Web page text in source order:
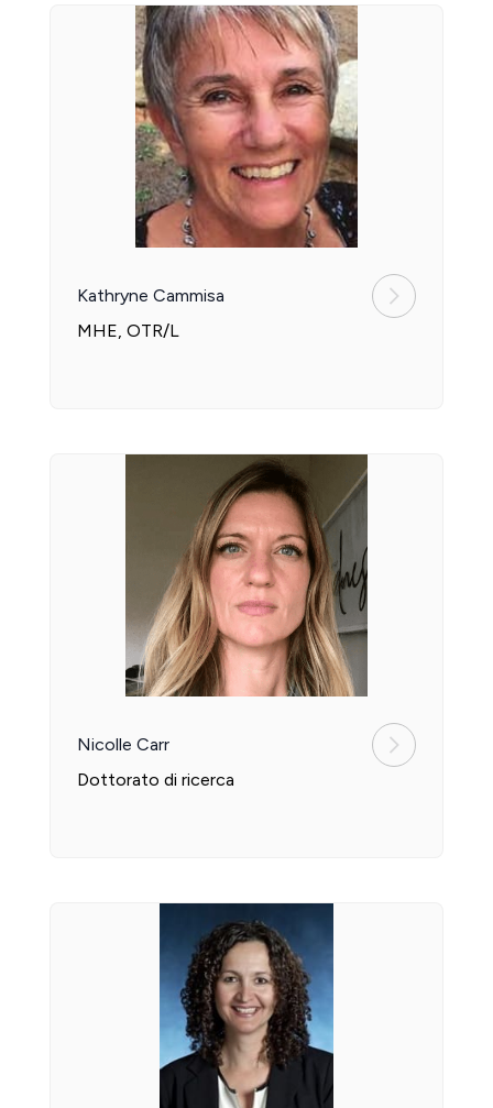
Kathryne Cammisa
MHE, OTR/L
Nicolle Carr
Dottorato di ricerca